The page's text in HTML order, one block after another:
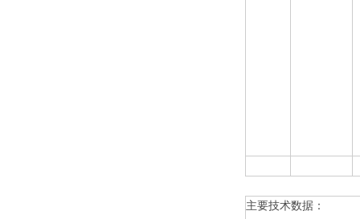
主要技术数据：